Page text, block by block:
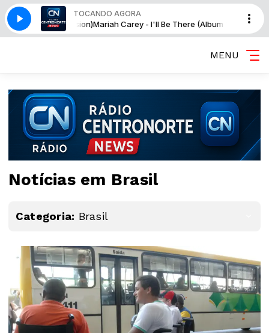
TOCANDO AGORA
Version)Mariah Carey - I'll Be There (Album Version)
MENU
Notícias em Brasil
Categoria: Brasil